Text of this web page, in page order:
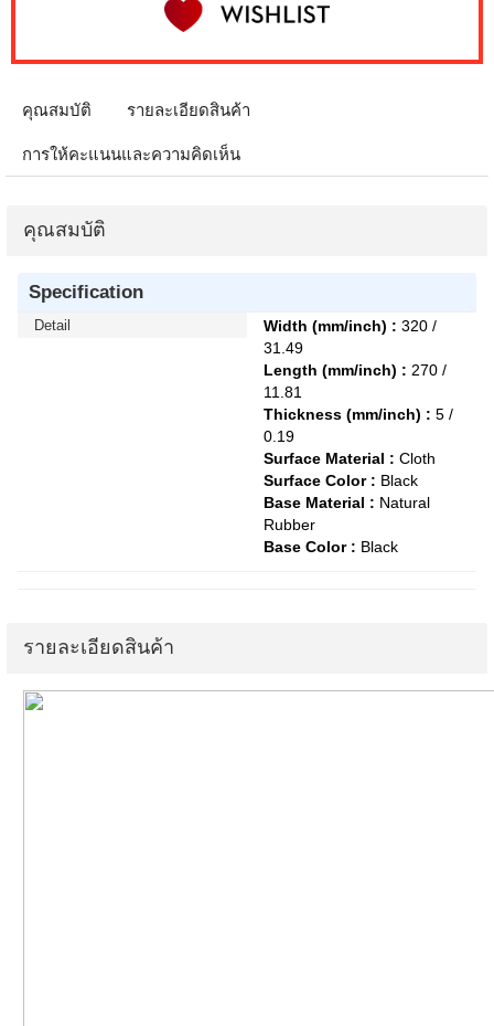
คุณสมบัติ รายละเอียดสินค้า
การให้คะแนนและความคิดเห็น
คุณสมบัติ
Specification
Detail Width (mm/inch) : 320 /
31.49
Length (mm/inch) : 270 /
11.81
Thickness (mm/inch) : 5 /
0.19
Surface Material : Cloth
Surface Color : Black
Base Material : Natural
Rubber
Base Color : Black
รายละเอียดสินค้า